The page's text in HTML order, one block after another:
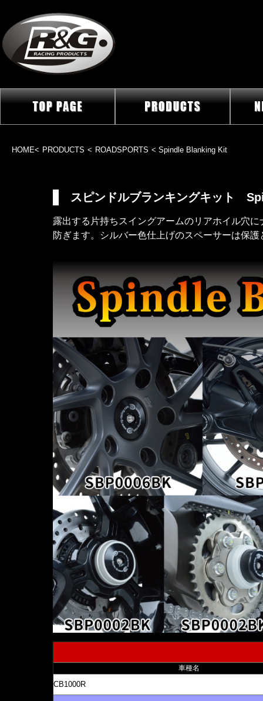
HOME< PRODUCTS < ROADSPORTS < Spindle Blanking Kit
スピンドルブランキングキット
露出する片持ちスイングアームのリアホイル穴
防ぎます。シルバー色仕上げのスペーサーは保
車種名
CB1000R